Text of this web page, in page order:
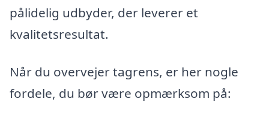
pålidelig udbyder, der leverer et
kvalitetsresultat.
Når du overvejer tagrens, er her nogle
fordele, du bør være opmærksom på: